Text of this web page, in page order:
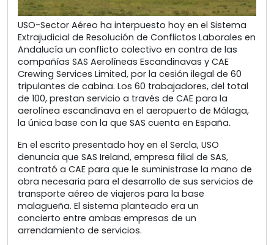
USO-Sector Aéreo ha interpuesto hoy en el Sistema
Extrajudicial de Resolución de Conflictos Laborales en
Andalucía un conflicto colectivo en contra de las
compañías SAS Aerolíneas Escandinavas y CAE
Crewing Services Limited, por la cesión ilegal de 60
tripulantes de cabina. Los 60 trabajadores, del total
de 100, prestan servicio a través de CAE para la
aerolínea escandinava en el aeropuerto de Málaga,
la única base con la que SAS cuenta en España.
En el escrito presentado hoy en el Sercla, USO
denuncia que SAS Ireland, empresa filial de SAS,
contrató a CAE para que le suministrase la mano de
obra necesaria para el desarrollo de sus servicios de
transporte aéreo de viajeros para la base
malagueña. El sistema planteado era un
concierto entre ambas empresas de un
arrendamiento de servicios.